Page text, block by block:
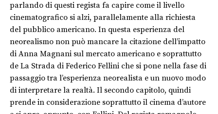
parlando di questi regista fa capire come il livello
cinematografico si alzi, parallelamente alla richiesta
del pubblico americano. In questa esperienza del
neorealismo non può mancare la citazione dell’impatto
di Anna Magnani sul mercato americano e soprattutto
de La Strada di Federico Fellini che si pone nella fase di
passaggio tra l’esperienza neorealista e un nuovo modo
di interpretare la realtà. Il secondo capitolo, quindi
prende in considerazione soprattutto il cinema d’autore